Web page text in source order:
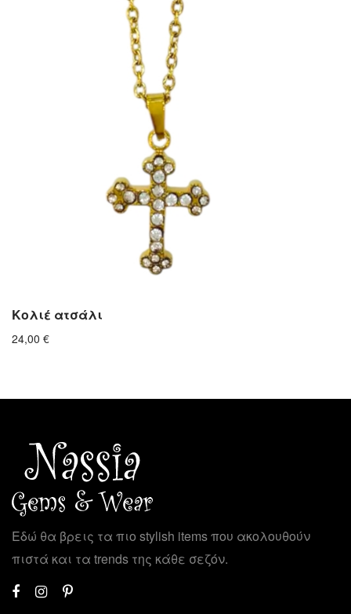
Κολιέ ατσάλι
24,00 €
Εδώ θα βρεις τα πιο stylish items που ακολουθούν
πιστά και τα trends της κάθε σεζόν.